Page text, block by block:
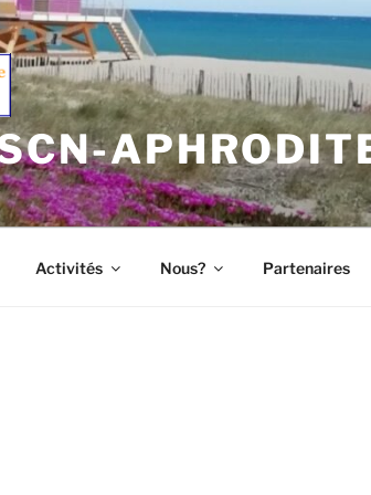
Activités Nous? Partenaires